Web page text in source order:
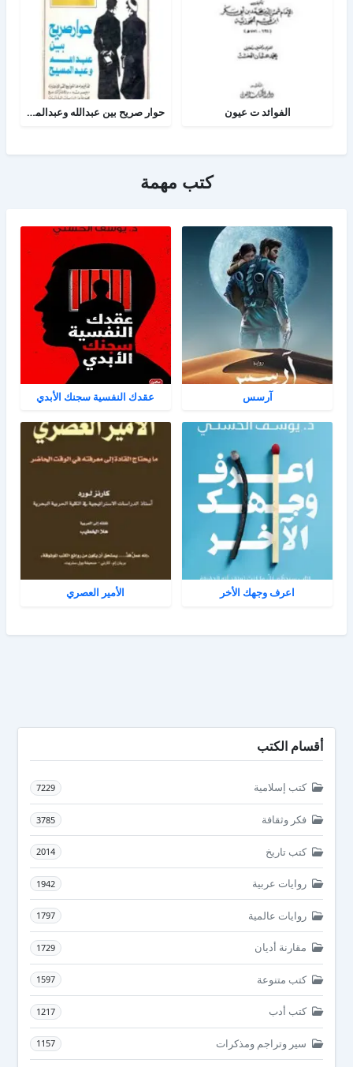
الفوائد ت عيون حوار صريح بين عبدالله وعبدالمسيح
كتب مهمة
آرسس عقدك النفسية سجنك الأبدي
اعرف وجهك الأخر الأمير العصري
أقسام الكتب
كتب إسلامية 7229
فكر وثقافة 3785
كتب تاريخ 2014
روايات عربية 1942
روايات عالمية 1797
مقارنة أديان 1729
كتب متنوعة 1597
كتب أدب 1217
سير وتراجم ومذكرات 1157